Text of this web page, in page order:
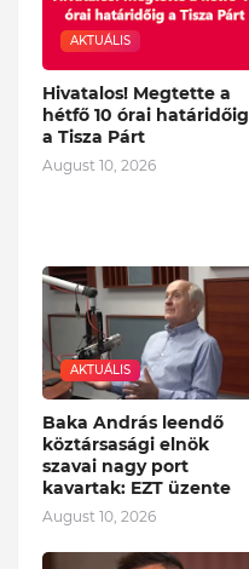
AKTUÁLIS
Hivatalos! Megtette a
hétfő 10 órai határidőig
a Tisza Párt
August 10, 2026
AKTUÁLIS
Baka András leendő
köztársasági elnök
szavai nagy port
kavartak: EZT üzente
August 10, 2026